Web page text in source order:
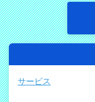
サービス